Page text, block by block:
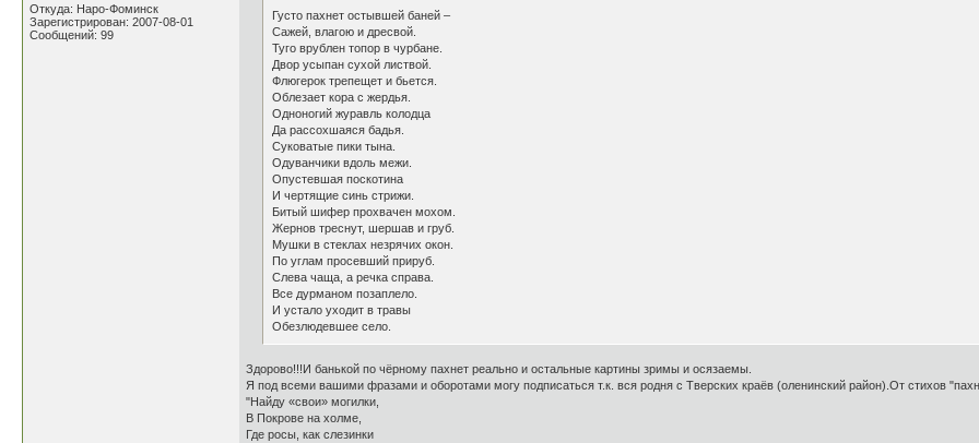
Откуда: Наро-Фоминск
Зарегистрирован: 2007-08-01
Сообщений: 99
Густо пахнет остывшей баней –
Сажей, влагою и дресвой.
Туго врублен топор в чурбане.
Двор усыпан сухой листвой.
Флюгерок трепещет и бьется.
Облезает кора с жердья.
Одноногий журавль колодца
Да рассохшаяся бадья.
Суковатые пики тына.
Одуванчики вдоль межи.
Опустевшая поскотина
И чертящие синь стрижи.
Битый шифер прохвачен мохом.
Жернов треснут, шершав и груб.
Мушки в стеклах незрячих окон.
По углам просевший прируб.
Слева чаща, а речка справа.
Все дурманом позаплело.
И устало уходит в травы
Обезлюдевшее село.
Здорово!!!И банькой по чёрному пахнет реально и остальные картины зримы и осязаемы.
Я под всеми вашими фразами и оборотами могу подписаться т.к. вся родня с Тверских краёв (оленинский район).От стихов
"Найду «свои» могилки,
В Покрове на холме,
Где росы, как слезинки